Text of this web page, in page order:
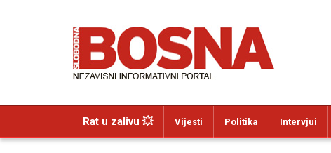
Rat u zalivu 💥 Vijesti Politika Intervjui